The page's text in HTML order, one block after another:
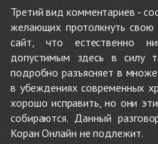
Третий вид комментариев -
желающих протолкнуть свою
сайт, что естественно
допустимым здесь в силу
подробно разъясняет в
в убеждениях современных
хорошо исправить, но они
собираются. Данный
Коран Онлайн не подлежит.